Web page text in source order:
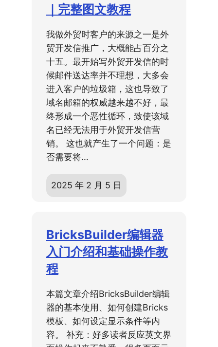
｜完整图文教程
我做外贸时客户的来源之一是外
贸开发信推广，大概能占百分之
十五。最开始写外贸开发信的时
候邮件送达率并不理想，大多会
进入客户的垃圾箱，这也导致了
域名邮箱的权威越来越不好，最
终形成一个恶性循环，致使该域
名已经无法用于外贸开发信营
销。 这也就产生了一个问题：是
否需要将…
2025 年 2 月 5 日
BricksBuilder编辑器
入门介绍和基础操作教
程
本篇文章介绍BricksBuilder编辑
器的基本使用、如何创建Bricks
模板、如何设定显示条件等内
容。 补充：好多读者反应英文界